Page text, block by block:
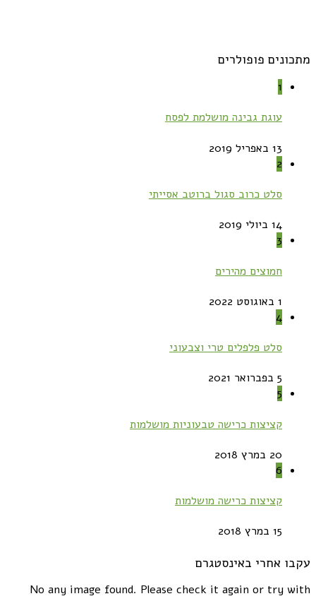
מתכונים פופולרים
1
עוגת גבינה מושלמת לפסח
13 באפריל 2019
2
סלט כרוב סגול ברוטב אסייתי
14 ביולי 2019
3
חמוצים מהירים
1 באוגוסט 2022
4
סלט פלפלים טרי וצבעוני
5 בפברואר 2021
5
קציצות כרישה טבעוניות מושלמות
20 במרץ 2018
6
קציצות כרישה מושלמות
15 במרץ 2018
עקבו אחרי באינסטגרם
No any image found. Please check it again or try with